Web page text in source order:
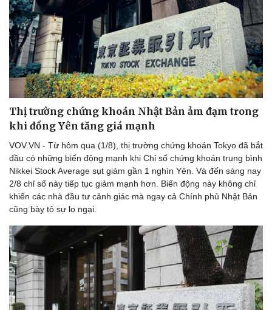
Thị trường chứng khoán Nhật Bản ảm đạm trong
khi đồng Yên tăng giá mạnh
VOV.VN - Từ hôm qua (1/8), thị trường chứng khoán Tokyo đã bắt
đầu có những biến động mạnh khi Chỉ số chứng khoán trung bình
Nikkei Stock Average sụt giảm gần 1 nghìn Yên. Và đến sáng nay
2/8 chỉ số này tiếp tục giảm mạnh hơn. Biến động này không chỉ
khiến các nhà đầu tư cảnh giác mà ngay cả Chính phủ Nhật Bản
cũng bày tỏ sự lo ngại.